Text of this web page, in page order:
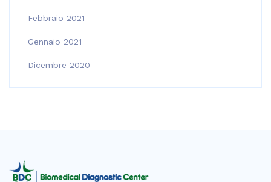
Febbraio 2021
Gennaio 2021
Dicembre 2020